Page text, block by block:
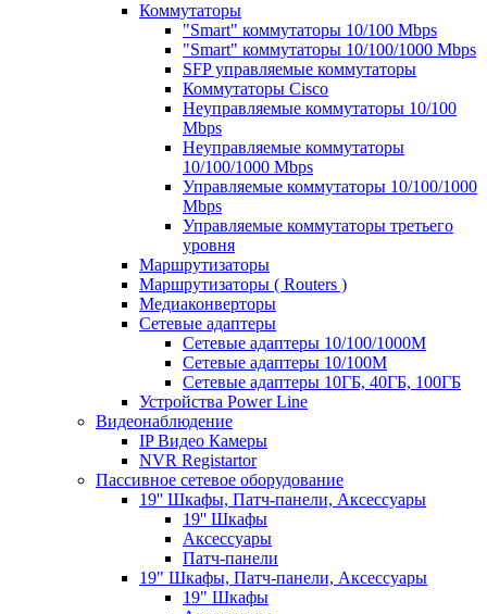
Коммутаторы
"Smart" коммутаторы 10/100 Mbps
"Smart" коммутаторы 10/100/1000 Mbps
SFP управляемые коммутаторы
Коммутаторы Cisco
Неуправляемые коммутаторы 10/100
Mbps
Неуправляемые коммутаторы
10/100/1000 Mbps
Управляемые коммутаторы 10/100/1000
Mbps
Управляемые коммутаторы третьего
уровня
Маршрутизаторы
Маршрутизаторы ( Routers )
Медиаконверторы
Сетевые адаптеры
Сетевые адаптеры 10/100/1000М
Сетевые адаптеры 10/100M
Сетевые адаптеры 10ГБ, 40ГБ, 100ГБ
Устройства Power Line
Видеонаблюдение
IP Видео Камеры
NVR Registartor
Пассивное сетевое оборудование
19'' Шкафы, Патч-панели, Аксессуары
19'' Шкафы
Аксессуары
Патч-панели
19" Шкафы, Патч-панели, Аксессуары
19" Шкафы